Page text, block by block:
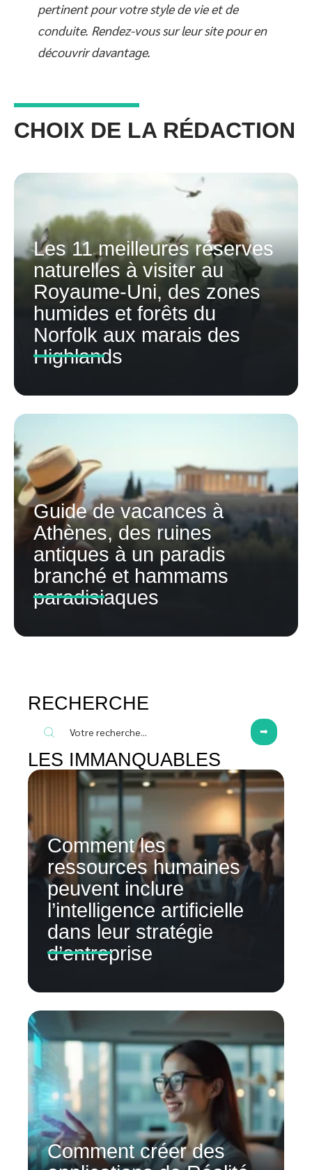
pertinent pour votre style de vie et de
conduite. Rendez-vous sur leur site pour en
découvrir davantage.
CHOIX DE LA RÉDACTION
Les 11 meilleures réserves
naturelles à visiter au
Royaume-Uni, des zones
humides et forêts du
Norfolk aux marais des
Highlands
Guide de vacances à
Athènes, des ruines
antiques à un paradis
branché et hammams
paradisiaques
RECHERCHE
LES IMMANQUABLES
Comment les
ressources humaines
peuvent inclure
l’intelligence artificielle
dans leur stratégie
d’entreprise
Comment créer des